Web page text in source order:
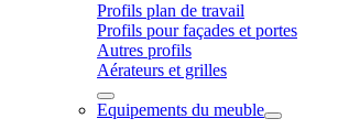
Profils plan de travail
Profils pour façades et portes
Autres profils
Aérateurs et grilles
Equipements du meuble